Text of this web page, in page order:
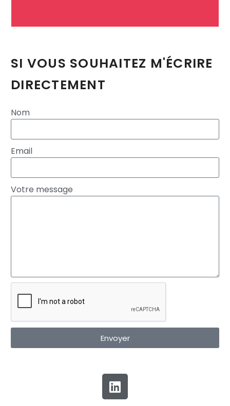
SI VOUS SOUHAITEZ M'ÉCRIRE
DIRECTEMENT
Nom
Email
Votre message
Envoyer